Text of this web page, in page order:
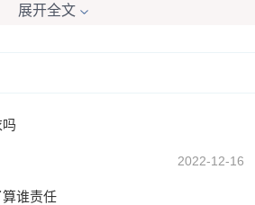
展开全文
2022-12-16
谁责任